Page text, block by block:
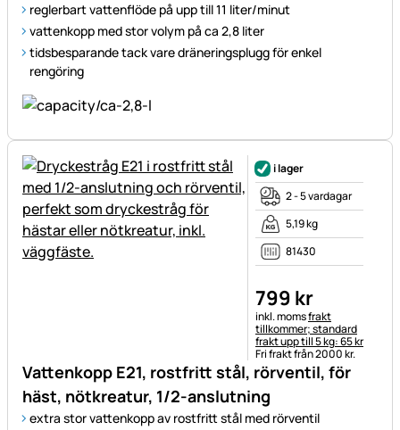
reglerbart vattenflöde på upp till 11 liter/minut
vattenkopp med stor volym på ca 2,8 liter
tidsbesparande tack vare dräneringsplugg för enkel
rengöring
Vattenkopp E21, rostfritt stål, rörventil, för
häst, nötkreatur, 1/2-anslutning
extra stor vattenkopp av rostfritt stål med rörventil
i lager
2 - 5 vardagar
5,19 kg
81430
799 kr
Skatteinformation:
inkl. momsfrakt
tillkommer; standard
frakt upp till 5 kg: 65 kr
Fri frakt från 2000 kr.